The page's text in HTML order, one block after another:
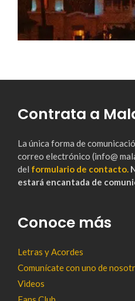
Contrata a
La única forma de
correo electrónico (info@
del formulario de contacto.
estará encantada de
Conoce más
Letras y Acordes
Comunícate con uno de
Videos